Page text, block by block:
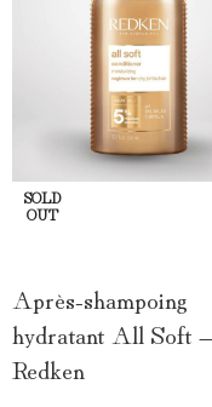
SOLD
OUT
Après-shampoing
hydratant All Soft –
Redken